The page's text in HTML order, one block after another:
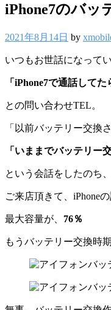
iPhone7のバッ
2021年8月14日 by
いつもお世話になって
「iPhone7で通話して
との問い合わせTEL。
「以前バッテリー交換
「いままでバッテリー
という会話をしたのち
ご来店頂きて、iPhone
最大容量が、 76％
もうバッテリー交換時